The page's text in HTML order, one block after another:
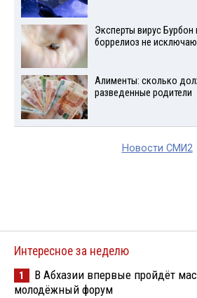
Эксперты вирус Бурбон
боррелиоз не
Алименты: сколько
разведенные родители
Новости СМИ2
Интересное за неделю
1
В Абхазии впервые пройдёт
молодёжный форум